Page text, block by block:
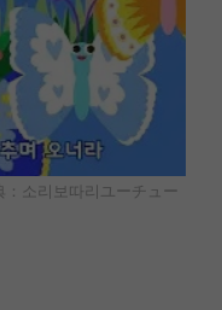
：소리보따리ユーチュー